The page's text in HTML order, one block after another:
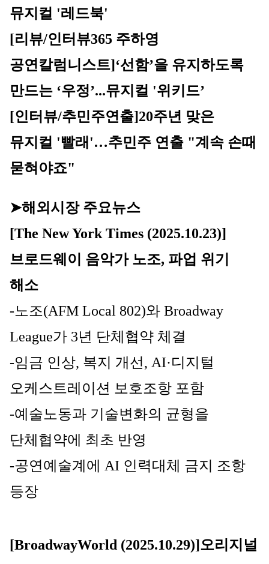
뮤지컬 '레드북'
[리뷰/인터뷰365 주하영
공연칼럼니스트]‘선함’을 유지하도록
만드는 ‘우정’...뮤지컬 '위키드’
[인터뷰/추민주연출]20주년 맞은
뮤지컬 '빨래'…추민주 연출 "계속 손때
묻혀야죠"
➤해외시장 주요뉴스
[The New York Times (2025.10.23)]
브로드웨이 음악가 노조, 파업 위기
해소
-노조(AFM Local 802)와 Broadway
League가 3년 단체협약 체결
-임금 인상, 복지 개선, AI·디지털
오케스트레이션 보호조항 포함
-예술노동과 기술변화의 균형을
단체협약에 최초 반영
-공연예술계에 AI 인력대체 금지 조항
등장
[BroadwayWorld (2025.10.29)]오리지널